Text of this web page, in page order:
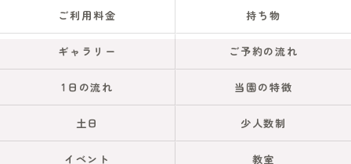
ご利用料金 持ち物
ギャラリー ご予約の流れ
1日の流れ 当園の特徴
土日 少人数制
イベント 教室